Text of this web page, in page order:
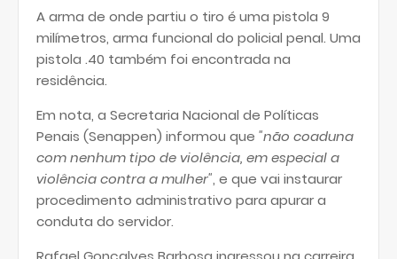
A arma de onde partiu o tiro é uma pistola 9
milímetros, arma funcional do policial penal. Uma
pistola .40 também foi encontrada na
residência.
Em nota, a Secretaria Nacional de Políticas
Penais (Senappen) informou que "não coaduna
com nenhum tipo de violência, em especial a
violência contra a mulher", e que vai instaurar
procedimento administrativo para apurar a
conduta do servidor.